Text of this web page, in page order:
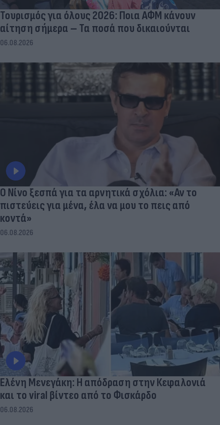
Τουρισμός για όλους 2026: Ποια ΑΦΜ κάνουν
αίτηση σήμερα – Τα ποσά που δικαιούνται
06.08.2026
Ο Νίνο ξεσπά για τα αρνητικά σχόλια: «Αν το
πιστεύεις για μένα, έλα να μου το πεις από
κοντά»
06.08.2026
Ελένη Μενεγάκη: Η απόδραση στην Κεφαλονιά
και το viral βίντεο από το Φισκάρδο
06.08.2026